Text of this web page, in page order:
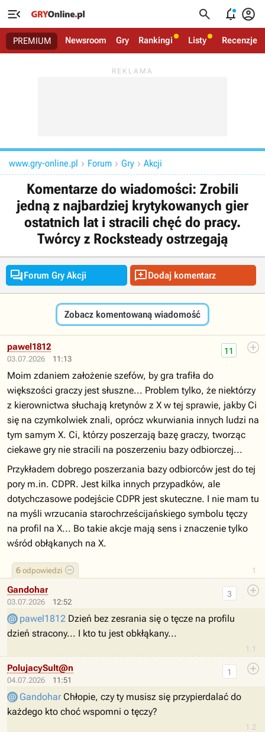
   
PREMIUM Newsroom Gry Rankingi Listy Recenzje
www.gry-online.pl  Forum  Gry  Akcji
Komentarze do wiadomości: Zrobili
jedną z najbardziej krytykowanych gier
ostatnich lat i stracili chęć do pracy.
Twórcy z Rocksteady ostrzegają
Forum Gry Akcji Dodaj komentarz
Zobacz komentowaną wiadomość
03.07.2026 11:13
1
11
6 odpowiedzi
pawel1812
Moim zdaniem założenie szefów, by gra trafiła do
większości graczy jest słuszne... Problem tylko, że niektórzy
z kierownictwa słuchają kretynów z X w tej sprawie, jakby Ci
się na czymkolwiek znali, oprócz wkurwiania innych ludzi na
tym samym X. Ci, którzy poszerzają bazę graczy, tworząc
ciekawe gry nie stracili na poszerzeniu bazy odbiorczej...
Przykładem dobrego poszerzania bazy odbiorców jest do tej
pory m.in. CDPR. Jest kilka innych przypadków, ale
dotychczasowe podejście CDPR jest skuteczne. I nie mam tu
na myśli wrzucania starochrześcijańskiego symbolu tęczy
na profil na X... Bo takie akcje mają sens i znaczenie tylko
wśród obłąkanych na X.
03.07.2026 12:52
1.1
3
Gandohar
pawel1812 Dzień bez zesrania się o tęcze na profilu
dzień stracony... I kto tu jest obkłąkany...
04.07.2026 11:51
1.2
1
PolujacySult@n
GandoharChłopie, czy ty musisz się przypierdalać do
każdego kto choć wspomni o tęczy?